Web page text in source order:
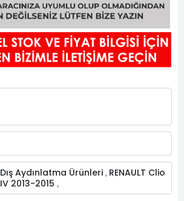
Dış Aydınlatma Ürünleri , RENAULT Clio
IV 2013-2015 ,